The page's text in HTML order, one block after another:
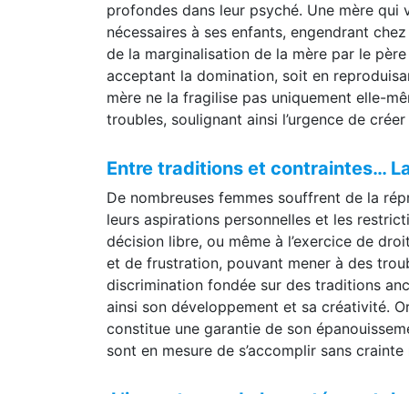
profondes dans leur psyché. Une mère qui
nécessaires à ses enfants, engendrant
de la marginalisation de la mère par le
acceptant la domination, soit en
mère ne la fragilise pas uniquement elle-
troubles, soulignant ainsi l’urgence de
Entre traditions et contraintes…
De nombreuses femmes souffrent de la
leurs aspirations personnelles et les
décision libre, ou même à l’exercice de
et de frustration, pouvant mener à des
discrimination fondée sur des traditions
ainsi son développement et sa créativité.
constitue une garantie de son
sont en mesure de s’accomplir sans